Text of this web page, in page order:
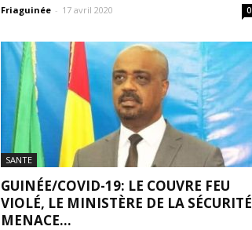
Friaguinée - 17 avril 2020 0
SANTE
GUINÉE/COVID-19: LE COUVRE FEU
VIOLÉ, LE MINISTÈRE DE LA SÉCURITÉ
MENACE...